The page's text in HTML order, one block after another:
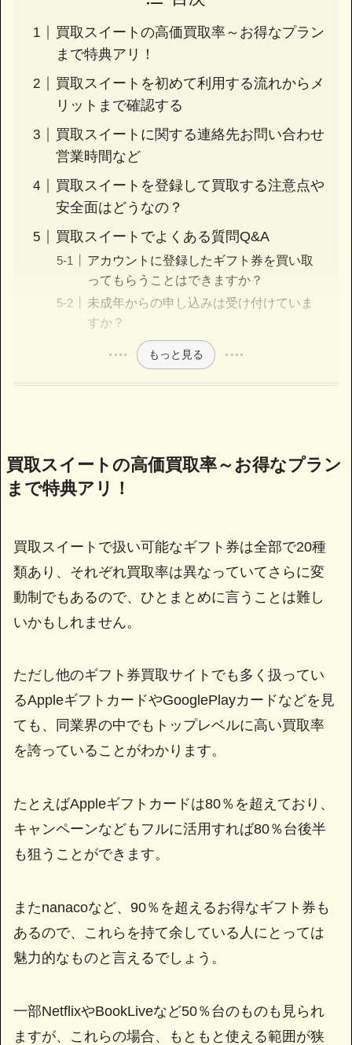
買取スイートの高価買取率～お得なプラン
まで特典アリ！
買取スイートを初めて利用する流れからメ
リットまで確認する
買取スイートに関する連絡先お問い合わせ
営業時間など
買取スイートを登録して買取する注意点や
安全面はどうなの？
買取スイートでよくある質問Q&A
アカウントに登録したギフト券を買い取
ってもらうことはできますか？
未成年からの申し込みは受け付けていま
すか？
もっと見る
買取スイートの高価買取率～お得なプラン
まで特典アリ！
買取スイートで扱い可能なギフト券は全部で20種
類あり、それぞれ買取率は異なっていてさらに変
動制でもあるので、ひとまとめに言うことは難し
いかもしれません。
ただし他のギフト券買取サイトでも多く扱ってい
るAppleギフトカードやGooglePlayカードなどを見
ても、同業界の中でもトップレベルに高い買取率
を誇っていることがわかります。
たとえばAppleギフトカードは80％を超えており、
キャンペーンなどもフルに活用すれば80％台後半
も狙うことができます。
またnanacoなど、90％を超えるお得なギフト券も
あるので、これらを持て余している人にとっては
魅力的なものと言えるでしょう。
一部NetflixやBookLiveなど50％台のものも見られ
ますが、これらの場合、もともと使える範囲が狭